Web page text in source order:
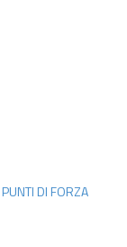
PUNTI DI FORZA